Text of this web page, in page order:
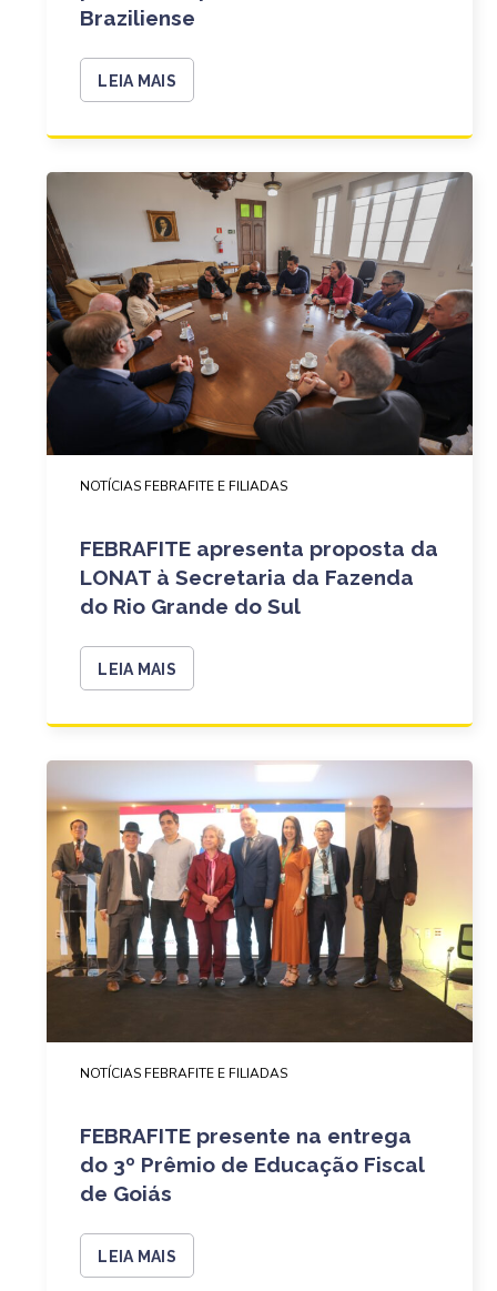
Braziliense
LEIA MAIS
NOTÍCIAS FEBRAFITE E FILIADAS
FEBRAFITE apresenta proposta da
LONAT à Secretaria da Fazenda
do Rio Grande do Sul
LEIA MAIS
NOTÍCIAS FEBRAFITE E FILIADAS
FEBRAFITE presente na entrega
do 3º Prêmio de Educação Fiscal
de Goiás
LEIA MAIS